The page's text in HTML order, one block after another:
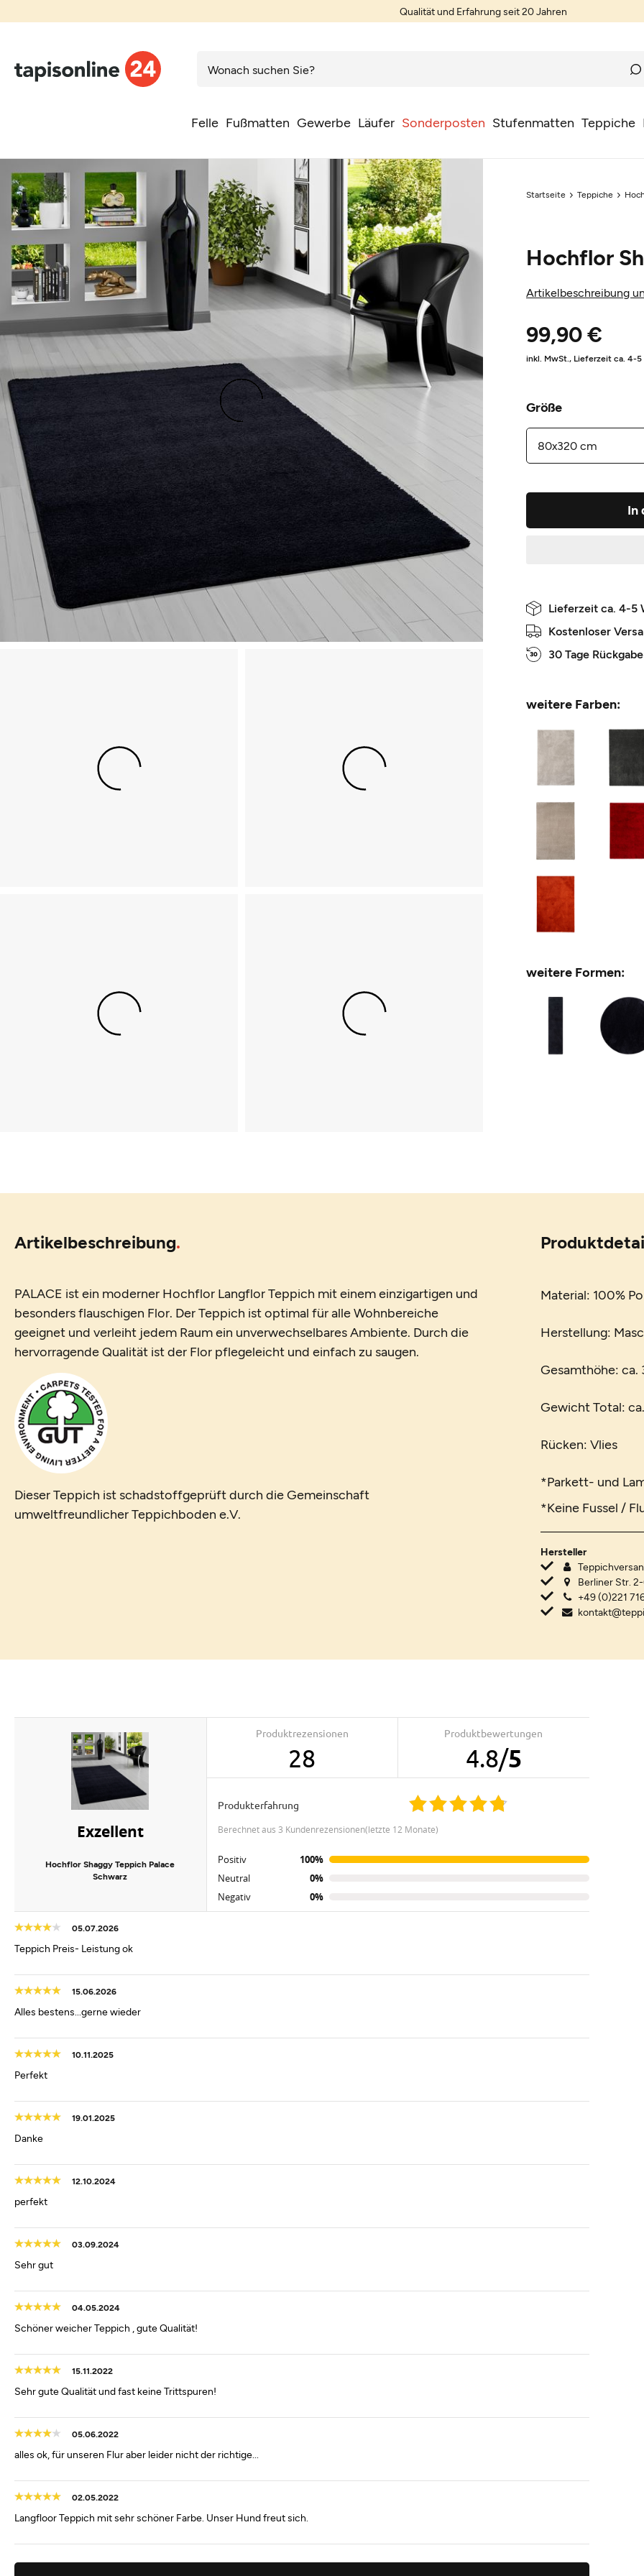
Qualität und Erfahrung seit 20 Jahren
Felle Fußmatten Gewerbe Läufer Sonderposten Stufenmatten Teppiche
Startseite Teppiche
Hochflor
Artikelbeschreibung
99,90 €
inkl. MwSt., Lieferzeit ca. 4-5
Größe
In
Lieferzeit ca. 4-5
Kostenloser
30 Tage
weitere Farben:
weitere Formen:
Artikelbeschreibung
PALACE ist ein moderner Hochflor Langflor Teppich mit einem einzigartigen und
besonders flauschigen Flor. Der Teppich ist optimal für alle Wohnbereiche
geeignet und verleiht jedem Raum ein unverwechselbares Ambiente. Durch die
hervorragende Qualität ist der Flor pflegeleicht und einfach zu saugen.
Dieser Teppich ist schadstoffgeprüft durch die Gemeinschaft
umweltfreundlicher Teppichboden e.V.
Material: 100%
Herstellung:
Gesamthöhe: ca.
Gewicht Total:
Rücken: Vlies
*Parkett- und
*Keine Fussel /
Hersteller
Berliner Str.
+49 (0)221
Exzellent
Hochflor Shaggy Teppich Palace
Schwarz
Produktrezensionen
28
Produktbewertungen
4.8/5
Produkterfahrung
berechnet aus 3 Kundenrezensionen(letzte 12 Monate)
Positiv
100%
Neutral
0%
Negativ
0%
05.07.2026
Teppich Preis- Leistung ok
15.06.2026
Alles bestens...gerne wieder
10.11.2025
Perfekt
19.01.2025
Danke
12.10.2024
perfekt
03.09.2024
Sehr gut
04.05.2024
Schöner weicher Teppich , gute Qualität!
15.11.2022
Sehr gute Qualität und fast keine Trittspuren!
05.06.2022
alles ok, für unseren Flur aber leider nicht der richtige...
02.05.2022
Langfloor Teppich mit sehr schöner Farbe. Unser Hund freut sich.